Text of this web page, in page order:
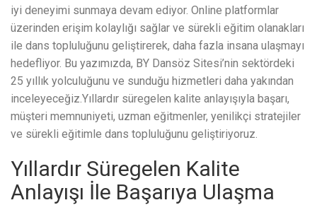
iyi deneyimi sunmaya devam ediyor. Online platformlar
üzerinden erişim kolaylığı sağlar ve sürekli eğitim olanakları
ile dans topluluğunu geliştirerek, daha fazla insana ulaşmayı
hedefliyor. Bu yazımızda, BY Dansöz Sitesi’nin sektördeki
25 yıllık yolculuğunu ve sunduğu hizmetleri daha yakından
inceleyeceğiz.Yıllardır süregelen kalite anlayışıyla başarı,
müşteri memnuniyeti, uzman eğitmenler, yenilikçi stratejiler
ve sürekli eğitimle dans topluluğunu geliştiriyoruz.
Yıllardır Süregelen Kalite
Anlayışı İle Başarıya Ulaşma